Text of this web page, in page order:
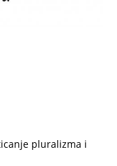
pluralizma i